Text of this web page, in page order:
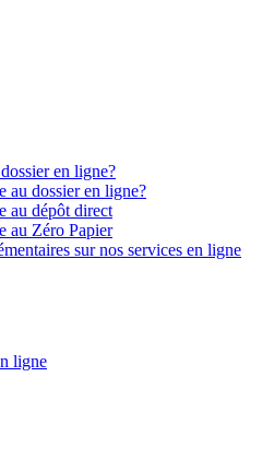
en ligne?
au dossier en ligne?
au dépôt direct
au Zéro Papier
sur nos services en ligne
ligne